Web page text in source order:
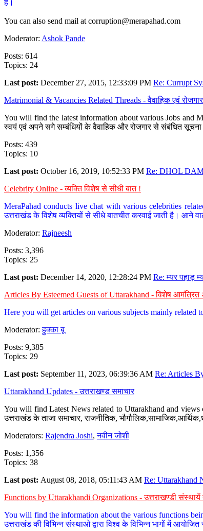
हैं।
You can also send mail at corruption@merapahad.com
Moderator: Ashok Pande
Posts: 614
Topics: 24
Last post: December 27, 2015, 12:33:09 PM Re: Currupt
Matrimonial & Vacancies Related Threads - वैवाहिक एवं
You will find the latest information about various Jobs and
स्वयं एवं अपने सगे सम्बंधियों के वैवाहिक और रोजगार से संबंधित
Posts: 439
Topics: 10
Last post: October 16, 2019, 10:52:33 PM Re: DHOL
Celebrity Online - व्यक्ति विशेष से सीधी बात !
MeraPahad conducts live chat with various celebrities
उत्तराखंड के विशेष व्यक्तियों से सीधे बातचीत करवाई जाती है। आने
Moderator: Rajneesh
Posts: 3,396
Topics: 25
Last post: December 14, 2020, 12:28:24 PM Re: म्यर पहाड़
Articles By Esteemed Guests of Uttarakhand - विशेष
Here you will get articles on various subjects mainly related
Moderator:हुक्का बू
Posts: 9,385
Topics: 29
Last post: September 11, 2023, 06:39:36 AM Re: Articles
Uttarakhand Updates - उत्तराखण्ड समाचार
You will find Latest News related to Uttarakhand and
उत्तराखंड के ताजा समाचार, राजनीतिक,
Moderators: Rajendra Joshi,नवीन जोशी
Posts: 1,356
Topics: 38
Last post: August 08, 2018, 05:11:43 AM Re: Uttarakhand
Functions by Uttarakhandi Organizations - उत्तराखण्डी संस्थायें
You will find the information about the various functions
उत्तराखंड की विभिन्न संस्थाओ द्वारा विश्व के विभिन्न भागों में